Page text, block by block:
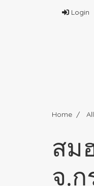
Login
Home
สม
จ.